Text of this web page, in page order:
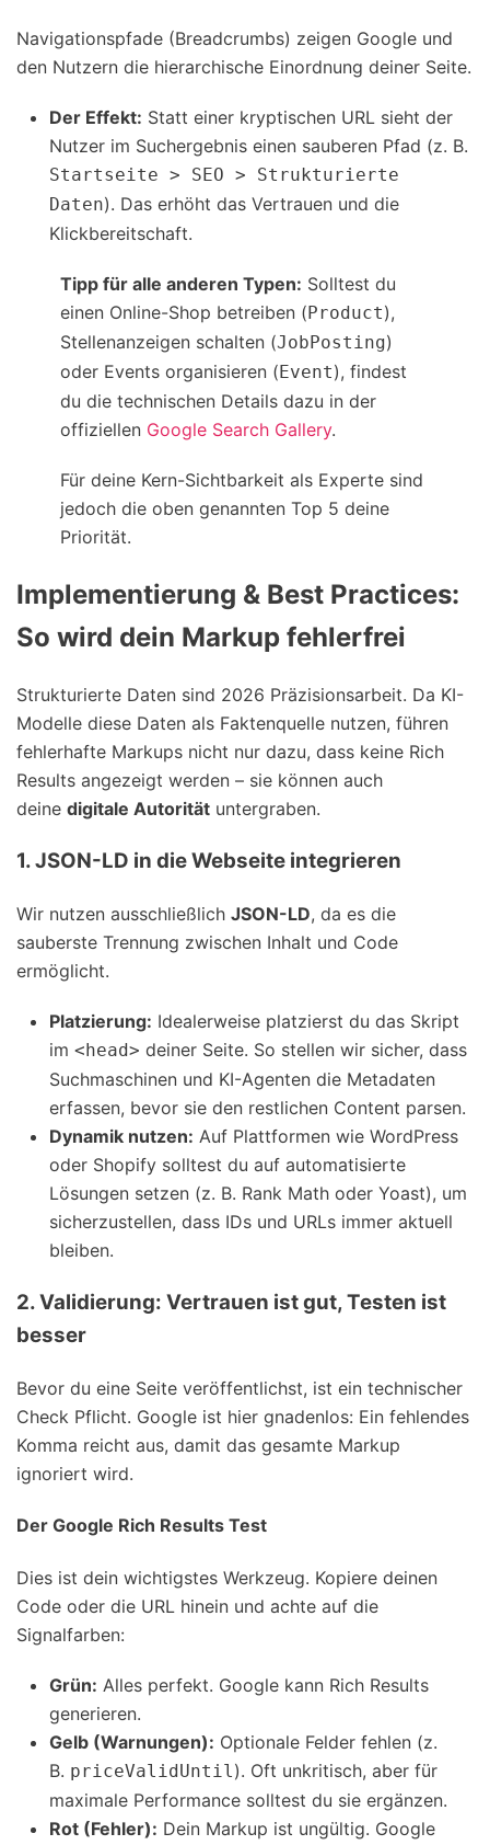
Navigationspfade (Breadcrumbs) zeigen Google und
den Nutzern die hierarchische Einordnung deiner Seite.
Der Effekt: Statt einer kryptischen URL sieht der
Nutzer im Suchergebnis einen sauberen Pfad (z. B.
Startseite > SEO > Strukturierte
Daten). Das erhöht das Vertrauen und die
Klickbereitschaft.
Tipp für alle anderen Typen: Solltest du
einen Online-Shop betreiben ( Product),
Stellenanzeigen schalten (JobPosting)
oder Events organisieren ( Event), findest
du die technischen Details dazu in der
offiziellen Google Search Gallery.
Für deine Kern-Sichtbarkeit als Experte sind
jedoch die oben genannten Top 5 deine
Priorität.
Implementierung & Best Practices:
So wird dein Markup fehlerfrei
Strukturierte Daten sind 2026 Präzisionsarbeit. Da KI-
Modelle diese Daten als Faktenquelle nutzen, führen
fehlerhafte Markups nicht nur dazu, dass keine Rich
Results angezeigt werden – sie können auch
deine digitale Autorität untergraben.
1. JSON-LD in die Webseite integrieren
Wir nutzen ausschließlich JSON-LD, da es die
sauberste Trennung zwischen Inhalt und Code
ermöglicht.
Platzierung: Idealerweise platzierst du das Skript
im <head> deiner Seite. So stellen wir sicher, dass
Suchmaschinen und KI-Agenten die Metadaten
erfassen, bevor sie den restlichen Content parsen.
Dynamik nutzen: Auf Plattformen wie WordPress
oder Shopify solltest du auf automatisierte
Lösungen setzen (z. B. Rank Math oder Yoast), um
sicherzustellen, dass IDs und URLs immer aktuell
bleiben.
2. Validierung: Vertrauen ist gut, Testen ist
besser
Bevor du eine Seite veröffentlichst, ist ein technischer
Check Pflicht. Google ist hier gnadenlos: Ein fehlendes
Komma reicht aus, damit das gesamte Markup
ignoriert wird.
Der Google Rich Results Test
Dies ist dein wichtigstes Werkzeug. Kopiere deinen
Code oder die URL hinein und achte auf die
Signalfarben:
Grün: Alles perfekt. Google kann Rich Results
generieren.
Gelb (Warnungen): Optionale Felder fehlen (z.
B. priceValidUntil ). Oft unkritisch, aber für
maximale Performance solltest du sie ergänzen.
Rot (Fehler): Dein Markup ist ungültig. Google